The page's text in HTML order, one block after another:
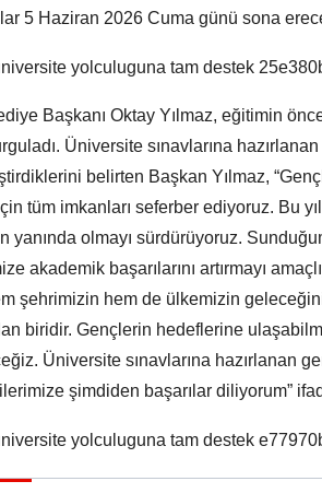
5 Haziran 2026 Cuma günü sona
Başkanı Oktay Yılmaz, eğitimin
Üniversite sınavlarına
belirten Başkan Yılmaz,
tüm imkanları seferber ediyoruz. Bu
yanında olmayı sürdürüyoruz.
akademik başarılarını artırmayı
şehrimizin hem de ülkemizin
biridir. Gençlerin hedeflerine
Üniversite sınavlarına hazırlanan
şimdiden başarılar diliyorum”